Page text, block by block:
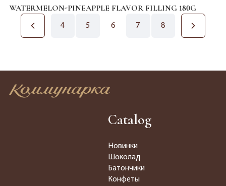
WATERMELON-PINEAPPLE FLAVOR FILLING 180G
4 5 6 7 8
Catalog
Новинки
Шоколад
Батончики
Конфеты